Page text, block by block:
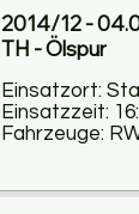
2014/12 -
TH - Ölspur
Einsatzort:
Einsatzzeit:
Fahrzeuge: